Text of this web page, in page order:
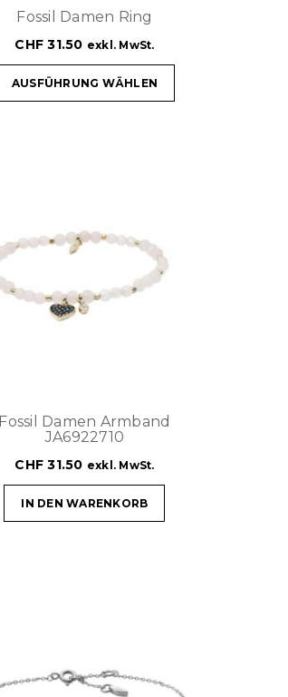
Fossil Damen Ring
CHF 31.50 exkl. MwSt.
AUSFÜHRUNG WÄHLEN
Fossil Damen Armband
JA6922710
CHF 31.50 exkl. MwSt.
IN DEN WARENKORB